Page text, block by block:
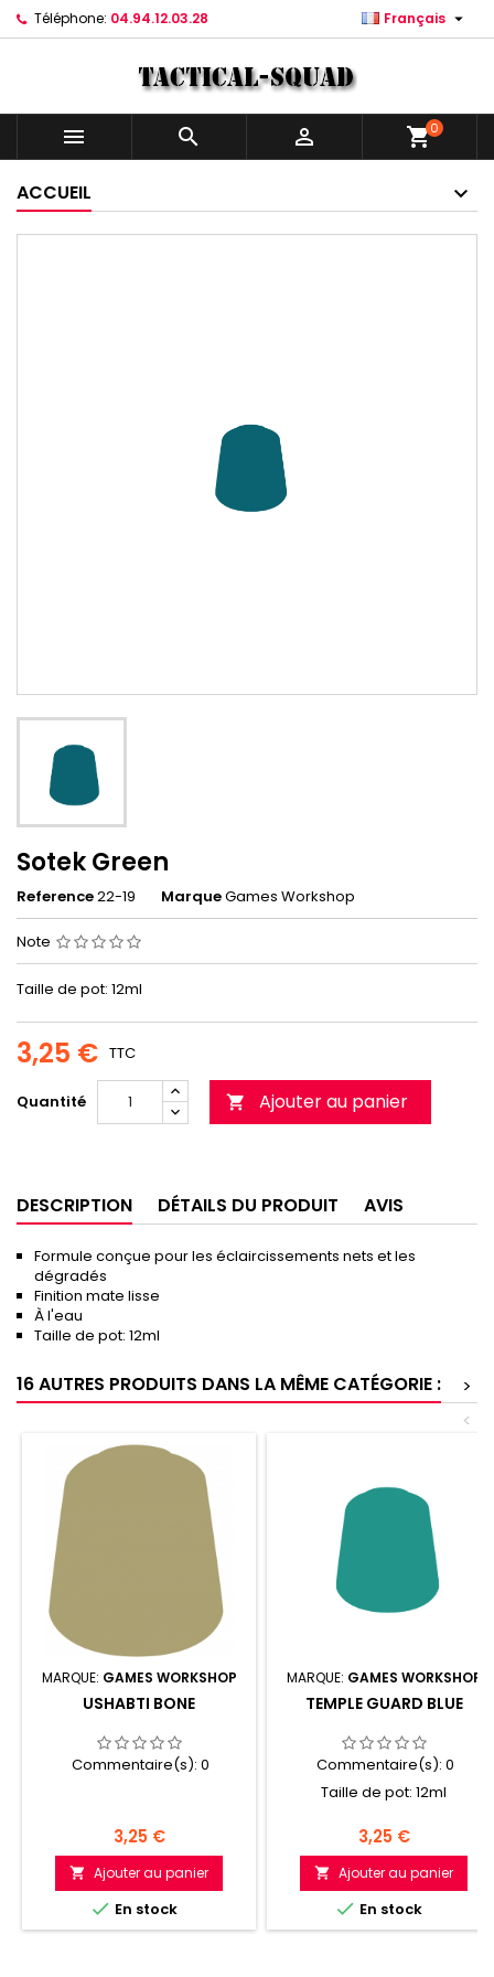
Téléphone: 04.94.12.03.28 Français 
   shopping_cart0
ACCUEIL
Sotek Green
Reference22-19 MarqueGames Workshop
Note
Taille de pot: 12ml
3,25 € TTC
Quantité  Ajouter au panier
DESCRIPTION DÉTAILS DU PRODUIT AVIS
Formule conçue pour les éclaircissements nets et les
dégradés
Finition mate lisse
À l'eau
Taille de pot: 12ml
16 AUTRES PRODUITS DANS LA MÊME CATÉGORIE :
>
<
MARQUE: GAMES WORKSHOP
USHABTI BONE
Commentaire(s): 0
Prix
3,25 €
 Ajouter au panier
 En stock
MARQUE: GAMES WORKSHOP
TEMPLE GUARD BLUE
Commentaire(s): 0
Taille de pot: 12ml
Prix
3,25 €
 Ajouter au panier
 En stock